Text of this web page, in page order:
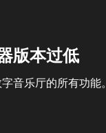
版本过低
音乐厅的所有功能。